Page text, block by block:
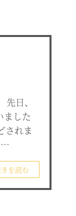
日、
ました
されま
…
を読む